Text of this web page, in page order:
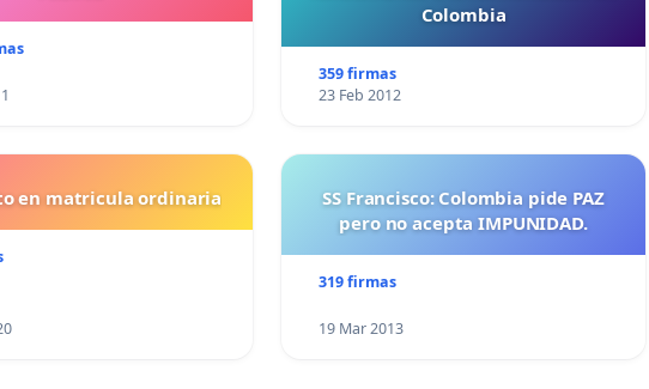
Colombia
359 firmas
23 Feb 2012
en matricula ordinaria
SS Francisco: Colombia pide PAZ
pero no acepta IMPUNIDAD.
319 firmas
19 Mar 2013